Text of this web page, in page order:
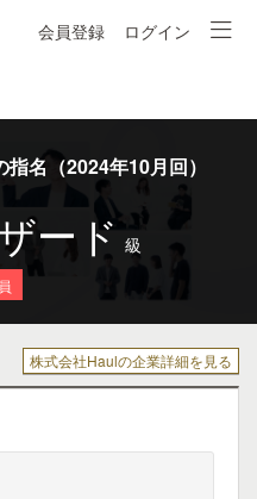
会員登録 ログイン
名（2024年10月回）
ード 級
株式会社Haulの企業詳細を見る